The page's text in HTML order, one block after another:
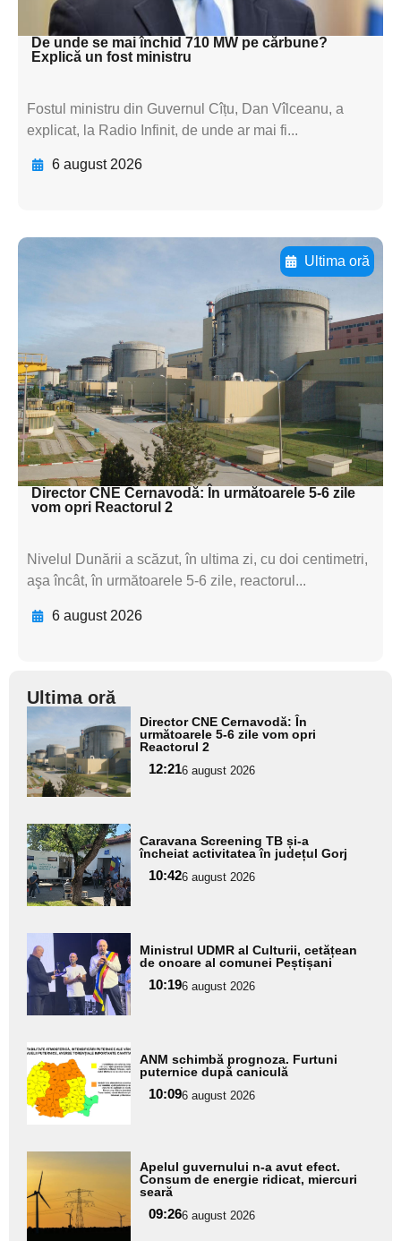
textul pentru subti
De unde se mai închid 710 MW pe cărbune?
Explică un fost ministru
Fostul ministru din Guvernul Cîțu, Dan Vîlceanu, a
explicat, la Radio Infinit, de unde ar mai fi...
6 august 2026
Ultima oră
Adaugă aici textul pentru
subtitluAdaugă aici
textul pentru
subtitluAdaugă aici
textul pentru
subtitluAdaugă aici
textul pentru subti
Director CNE Cernavodă: În următoarele 5-6 zile
vom opri Reactorul 2
Nivelul Dunării a scăzut, în ultima zi, cu doi centimetri,
aşa încât, în următoarele 5-6 zile, reactorul...
6 august 2026
Ultima oră
Adaugă
aici textul
pentru
subtitlu
Director CNE Cernavodă: În
următoarele 5-6 zile vom opri
Reactorul 2
12:216 august 2026
Adaugă
aici textul
pentru
subtitlu
Caravana Screening TB și-a
încheiat activitatea în județul Gorj
10:426 august 2026
Adaugă
aici textul
pentru
subtitlu
Ministrul UDMR al Culturii, cetățean
de onoare al comunei Peștișani
10:196 august 2026
Adaugă
aici textul
pentru
subtitlu
ANM schimbă prognoza. Furtuni
puternice după caniculă
10:096 august 2026
Adaugă
aici textul
pentru
subtitlu
Apelul guvernului n-a avut efect.
Consum de energie ridicat, miercuri
seară
09:266 august 2026